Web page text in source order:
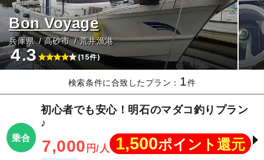
Bon Voyage
兵庫県 高砂市 荒井漁港
4.3 (15件)
検索条件に合致したプラン： 1件
乗合
初心者でも安心！明石のマダコ釣りプラン
♪
7,000 円/人 1,500ポイント還元